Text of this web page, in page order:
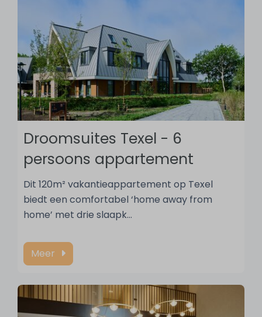
Droomsuites Texel - 6
persoons appartement
Dit 120m² vakantieappartement op Texel
biedt een comfortabel ‘home away from
home’ met drie slaapk…
Meer